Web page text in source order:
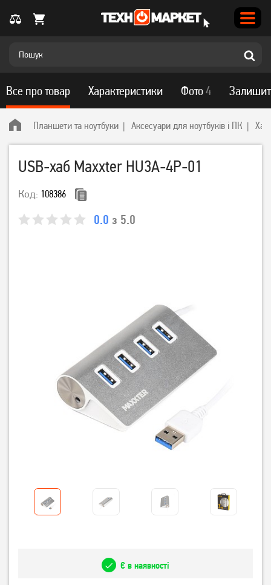
Планшети та ноутбуки Аксесуари для ноутбуків і ПК
USB-хаб Maxxter HU3A-4P-01
Код: 108386
0.0 з 5.0
Все про товар Характеристики Фото4
Є в наявності